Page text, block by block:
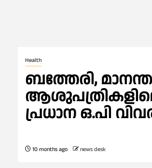
Health
ബത്തേരി,
ആശുപത്രികളിലെ
പ്രധാന ഒ.പി
10 months ago news desk